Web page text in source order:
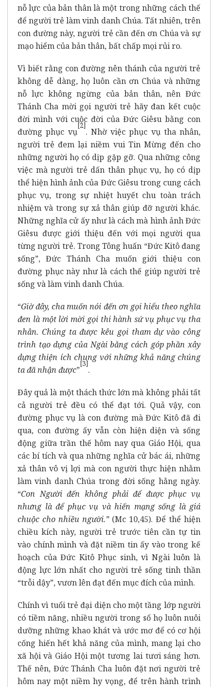
nỗ lực của bản thân là một trong những cách thế
để người trẻ làm vinh danh Chúa. Tất nhiên, trên
con đường này, người trẻ cần đến ơn Chúa và sự
mạo hiểm của bản thân, bất chấp mọi rủi ro.
Vì biết rằng con đường nên thánh của người trẻ
không dễ dàng, họ luôn cần ơn Chúa và những
nỗ lực không ngừng của bản thân, nên Đức
Thánh Cha mời gọi người trẻ hãy đan kết cuộc
đời mình với cuộc đời của Đức Giêsu bằng con
đường phục vụ
[2]
. Nhờ việc phục vụ tha nhân,
người trẻ đem lại niềm vui Tin Mừng đến cho
những người họ có dịp gặp gỡ. Qua những công
việc mà người trẻ dấn thân phục vụ, họ có dịp
thể hiện hình ảnh của Đức Giêsu trong cung cách
phục vụ, trong sự nhiệt huyết chu toàn trách
nhiệm và trong sự xả thân giúp đỡ người khác.
Những nghĩa cử ấy như là cách mà hình ảnh Đức
Giêsu được giới thiệu đến với mọi người qua
từng người trẻ. Trong Tông huấn “Đức Kitô đang
sống”, Đức Thánh Cha muốn giới thiệu con
đường phục này như là cách thế giúp người trẻ
sống và làm vinh danh Chúa.
“Giờ đây, cha muốn nói đến ơn gọi hiểu theo nghĩa
đen là một lời mời gọi thi hành sứ vụ phục vụ tha
nhân. Chúng ta được kêu gọi tham dự vào công
trình tạo dựng của Ngài bằng cách góp phần xây
dựng thiện ích chung với những khả năng chúng
ta đã nhận được”
[3]
.
Đây quả là một thách thức lớn mà không phải tất
cả người trẻ đều có thể đạt tới. Quả vậy, con
đường phục vụ là con đường mà Đức Kitô đã đi
qua, con đường ấy vẫn còn hiện diện và sống
động giữa trần thế hôm nay qua Giáo Hội, qua
các bí tích và qua những nghĩa cử bác ái, những
xả thân vô vị lợi mà con người thực hiện nhằm
làm vinh danh Chúa trong đời sống hằng ngày.
“Con Người đến không phải để được phục vụ
nhưng là để phục vụ và hiến mạng sống là giá
chuộc cho nhiều người.”(Mc 10,45). Để thể hiện
chiều kích này, người trẻ trước tiên cần tự tin
vào chính mình và đặt niềm tin ấy vào trong kế
hoạch của Đức Kitô Phục sinh, vì Ngài luôn là
động lực lớn nhất cho người trẻ sống tinh thần
“trỗi dậy”, vươn lên đạt đến mục đích của mình.
Chính vì tuổi trẻ đại diện cho một tầng lớp người
có tiềm năng, nhiều người trong số họ luôn nuôi
dưỡng những khao khát và ước mơ để có cơ hội
cống hiến hết khả năng của mình, mang lại cho
xã hội và Giáo Hội một tương lai tươi sáng hơn.
Thế nên, Đức Thánh Cha luôn đặt nơi người trẻ
hôm nay một niềm hy vọng, để trên hành trình